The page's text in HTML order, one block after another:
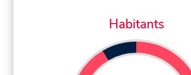
Habitants